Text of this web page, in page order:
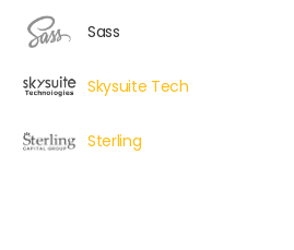
Sass
Skysuite Tech
Sterling